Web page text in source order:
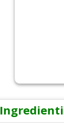
Ingredienti